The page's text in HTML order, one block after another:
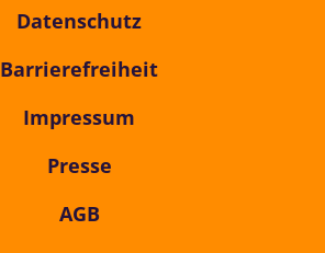
Datenschutz
Barrierefreiheit
Impressum
Presse
AGB